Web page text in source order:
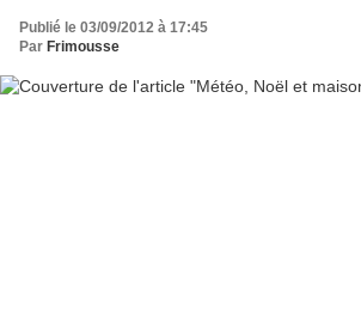
Publié le 03/09/2012 à 17:45
Par Frimousse